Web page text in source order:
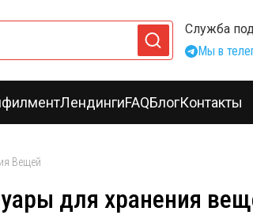
Служба
Мы в
ЛендингиFAQБлогКонтакты
Вещей
для хранения